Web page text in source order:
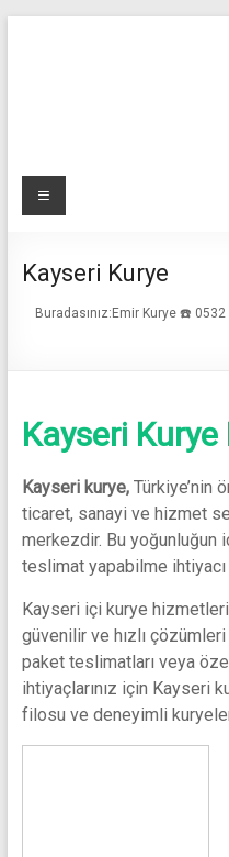
Emir
☎️
0532
27
Acil
Uçak
Menü
Kayseri Kurye
Buradasınız: Emir Kurye ☎️ 0532
Kayseri
Kayseri kurye,Türkiye’nin
ticaret, sanayi ve hizmet
merkezdir. Bu yoğunluğun
teslimat yapabilme ihtiyacı
Kayseri içi kurye
güvenilir ve hızlı
paket teslimatları veya
ihtiyaçlarınız için Kayseri
filosu ve deneyimli